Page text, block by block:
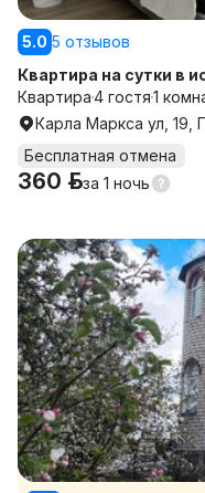
5.0 5 отзывов
Квартира на сутки в
Квартира4 гостя1
Карла Маркса ул, 19,
Бесплатная отмена
360 р.за 1 ночь